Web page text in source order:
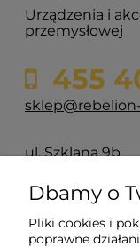
Urządzenia i
przemysłowej
455
ul. Szklana 9b
Pomoc
Dbamy o
Pliki cookies i
poprawne